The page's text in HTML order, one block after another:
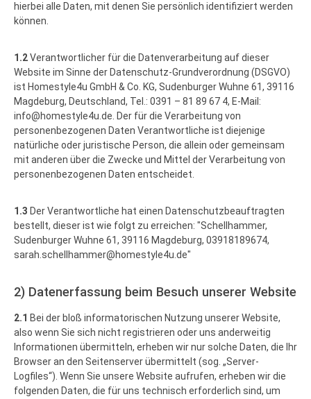
hierbei alle Daten, mit denen Sie persönlich identifiziert werden
können.
1.2Verantwortlicher für die Datenverarbeitung auf dieser
Website im Sinne der Datenschutz-Grundverordnung (DSGVO)
ist Homestyle4u GmbH & Co. KG, Sudenburger Wuhne 61, 39116
Magdeburg, Deutschland, Tel.: 0391 – 81 89 67 4, E-Mail:
info@homestyle4u.de. Der für die Verarbeitung von
personenbezogenen Daten Verantwortliche ist diejenige
natürliche oder juristische Person, die allein oder gemeinsam
mit anderen über die Zwecke und Mittel der Verarbeitung von
personenbezogenen Daten entscheidet.
1.3 Der Verantwortliche hat einen Datenschutzbeauftragten
bestellt, dieser ist wie folgt zu erreichen: "Schellhammer,
Sudenburger Wuhne 61, 39116 Magdeburg, 03918189674,
sarah.schellhammer@homestyle4u.de"
2) Datenerfassung beim Besuch unserer Website
2.1 Bei der bloß informatorischen Nutzung unserer Website,
also wenn Sie sich nicht registrieren oder uns anderweitig
Informationen übermitteln, erheben wir nur solche Daten, die Ihr
Browser an den Seitenserver übermittelt (sog. „Server-
Logfiles“). Wenn Sie unsere Website aufrufen, erheben wir die
folgenden Daten, die für uns technisch erforderlich sind, um